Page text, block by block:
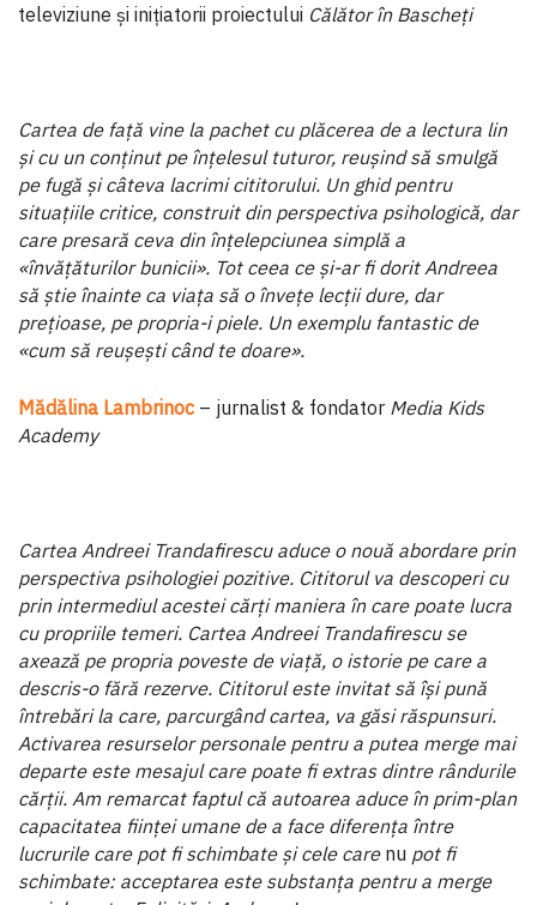
televiziune și inițiatorii proiectului Călător în Bascheți
Cartea de față vine la pachet cu plăcerea de a lectura lin
și cu un conținut pe înțelesul tuturor, reușind să smulgă
pe fugă și câteva lacrimi cititorului. Un ghid pentru
situațiile critice, construit din perspectiva psihologică, dar
care pre­sară ceva din înțelepciunea simplă a
«învățăturilor bunicii». Tot ceea ce și-ar fi dorit Andreea
să știe înainte ca viața să o învețe lecții dure, dar
prețioase, pe propria-i piele. Un exem­plu fantastic de
«cum să reușești când te doare».
Mădălina Lambrinoc – jurnalist & fondator Media Kids
Academy
Cartea Andreei Trandafirescu aduce o nouă abordare prin
perspectiva psihologiei pozitive. Cititorul va descoperi cu
prin intermediul acestei cărți maniera în care poate lucra
cu propriile temeri. Cartea Andreei Trandafirescu se
axează pe propria poveste de viață, o istorie pe care a
descris-o fără rezerve. Cititorul este invitat să își pună
întrebări la care, parcurgând cartea, va găsi răspunsuri.
Activarea resurse­lor personale pentru a putea merge mai
departe este mesa­jul care poate fi extras dintre rândurile
cărții. Am remarcat faptul că autoarea aduce în prim-plan
capacitatea ființei umane de a face diferența între
lucrurile care pot fi schim­bate și cele carenu pot fi
schimbate: acceptarea este sub­stanța pentru a merge